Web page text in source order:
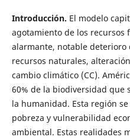
Introducción. El modelo
agotamiento de los recursos
alarmante, notable deterioro
recursos naturales,
cambio climático (CC).
60% de la biodiversidad que
la humanidad. Esta región
pobreza y vulnerabilidad
ambiental. Estas realidades